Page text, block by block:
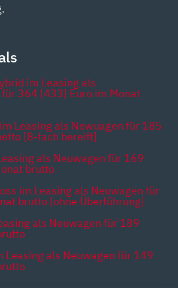
im Leasing als
364 [433] Euro im Monat
im Leasing als Newuagen für 185
[8-fach bereift]
als Neuwagen für 169
brutto
im Leasing als Neuwagen für
brutto [ohne Überführung]
als Neuwagen für 189
Leasing als Neuwagen für 149